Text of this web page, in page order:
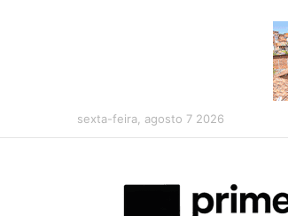
sexta-feira, agosto 7 2026